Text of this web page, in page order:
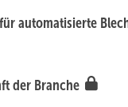
automatisierte
der Branche